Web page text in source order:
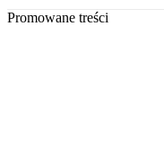
Promowane treści